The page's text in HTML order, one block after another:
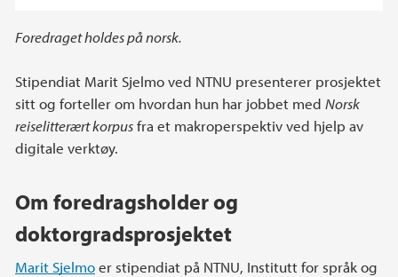
Foredraget holdes på norsk.
Stipendiat Marit Sjelmo ved NTNU presenterer prosjektet
sitt og forteller om hvordan hun har jobbet med Norsk
reiselitterært korpusfra et makroperspektiv ved hjelp av
digitale verktøy.
Om foredragsholder og
doktorgradsprosjektet
Marit Sjelmoer stipendiat på NTNU, Institutt for språk og